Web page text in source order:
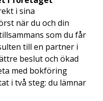
i sina
när du och din
som du får
till en partner i
beslut och ökad
med bokföring
i två steg: du lämnar